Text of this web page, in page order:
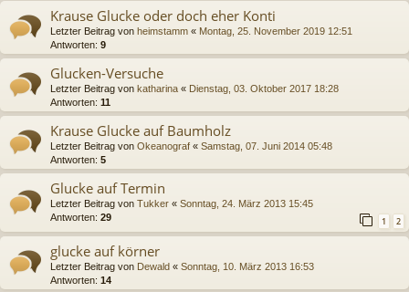
Krause Glucke oder doch eher Konti
Letzter Beitrag von heimstamm « Montag, 25. November 2019 12:51
Antworten: 9
Glucken-Versuche
Letzter Beitrag von katharina « Dienstag, 03. Oktober 2017 18:28
Antworten: 11
Krause Glucke auf Baumholz
Letzter Beitrag von Okeanograf « Samstag, 07. Juni 2014 05:48
Antworten: 5
Glucke auf Termin
Letzter Beitrag von Tukker « Sonntag, 24. März 2013 15:45
Antworten: 29 1 2
glucke auf körner
Letzter Beitrag von Dewald « Sonntag, 10. März 2013 16:53
Antworten: 14